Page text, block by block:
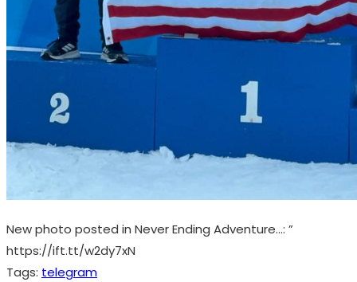
New photo posted in Never Ending Adventure…: ”
https://ift.tt/w2dy7xN
Tags: telegram